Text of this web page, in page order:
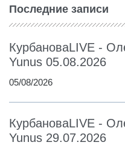
Последние записи
КурбановаLIVE -
Yunus 05.08.2026
05/08/2026
КурбановаLIVE -
Yunus 29.07.2026